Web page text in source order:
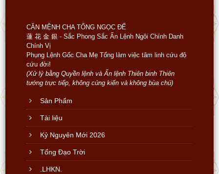
CĂN MỆNH CHA TỔNG NGỌC ĐẾ
蓮 花 金 銀 - Sắc Phong Sắc Ấn Lệnh Ngôi Chính Danh
Chính Vị
Phụng Lệnh Gốc Cha Mẹ Tổng làm việc tâm linh cứu độ
cứu đời!
(Xử lý bằng Quyền lệnh và Ấn lệnh Thiên binh Thiên
tướng trực tiếp, không cúng kiến và không bùa chú)
Sản Phẩm
Tài liệu
Kỷ Nguyên Mới 2026
Tổng Đạo Trời
.LHKN.